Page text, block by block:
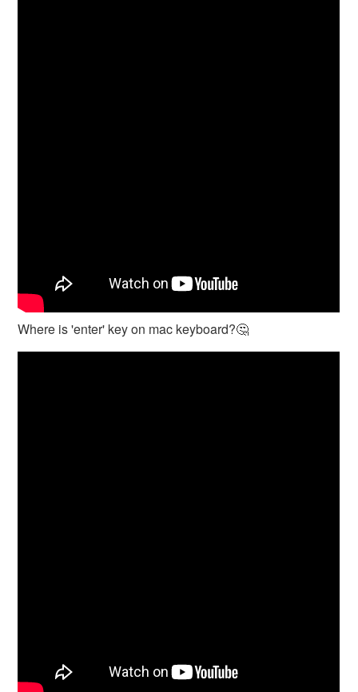
Where is 'enter' key on mac keyboard?🤔